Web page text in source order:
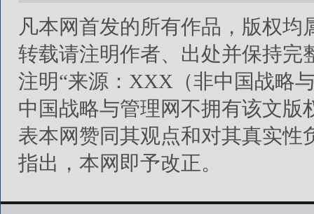
凡本网首发的所有作品，版权
转载请注明作者、出处并保持完
注明“来源：XXX（非中国战略
中国战略与管理网不拥有该文
表本网赞同其观点和对其真实
指出，本网即予改正。